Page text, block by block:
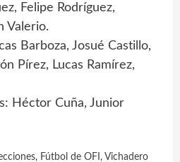
Felipe Rodríguez,
Valerio.
Barboza, Josué Castillo,
Pírez, Lucas Ramírez,
Héctor Cuña, Junior
, Fútbol de OFI , Vichadero